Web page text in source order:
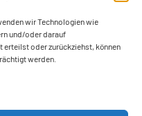
wir Technologien wie
und/oder darauf
erteilst oder zurückziehst, können
werden.